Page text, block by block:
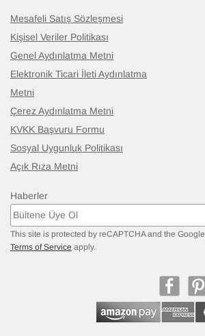
Mesafeli Satış Sözleşmesi
Kişisel Veriler Politikası
Genel Aydınlatma Metni
Elektronik Ticari İleti Aydınlatma
Metni
Çerez Aydınlatma Metni
KVKK Başvuru Formu
Sosyal Uygunluk Politikası
Açık Rıza Metni
Haberler
This site is protected by reCAPTCHA and the Google
Terms of Service apply.